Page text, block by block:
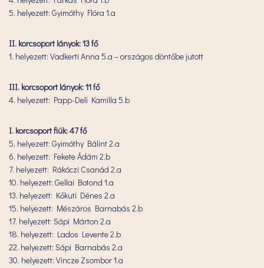
5. helyezett: Gyimóthy Flóra 1.a
II. korcsoport lányok: 13 fő
1. helyezett: Vadkerti Anna 5.a – országos döntőbe jutott
III. korcsoport lányok: 11 fő
4. helyezett: Papp-Deli Kamilla 5.b
I. korcsoport fiúk: 47 fő
5. helyezett: Gyimóthy Bálint 2.a
6. helyezett: Fekete Ádám 2.b
7. helyezett: Rákóczi Csanád 2.a
10. helyezett: Gellai Botond 1.a
13. helyezett: Kőkuti Dénes 2.a
15. helyezett: Mészáros Barnabás 2.b
17. helyezett: Sápi Márton 2.a
18. helyezett: Lados Levente 2.b
22. helyezett: Sápi Barnabás 2.a
30. helyezett: Vincze Zsombor 1.a